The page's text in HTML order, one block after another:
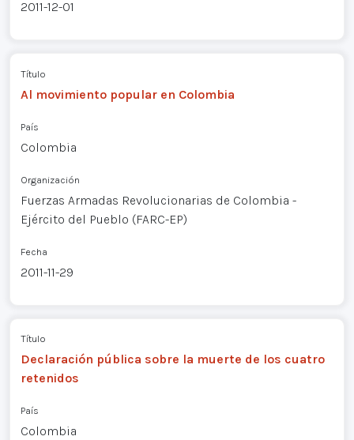
2011-12-01
Título
Al movimiento popular en Colombia
País
Colombia
Organización
Fuerzas Armadas Revolucionarias de Colombia -
Ejército del Pueblo (FARC-EP)
Fecha
2011-11-29
Título
Declaración pública sobre la muerte de los cuatro
retenidos
País
Colombia